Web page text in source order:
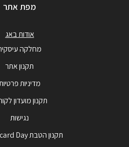
מפת אתר
אודות באג
מחלקה
תקנון אתר
מדיניות
תקנון מועדון
נגישות
תקנון הטבת Mastercard Day